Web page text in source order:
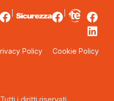
Policy Cookie Policy